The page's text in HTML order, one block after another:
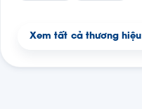
Xem tất cả thương hiệu